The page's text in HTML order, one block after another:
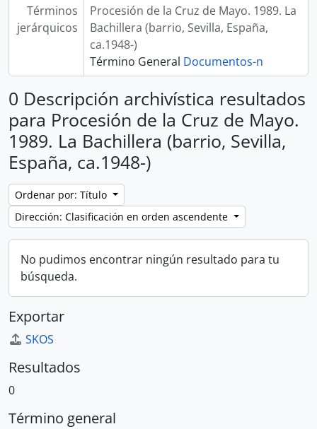
Términos
jerárquicos
Procesión de la Cruz de Mayo. 1989. La
Bachillera (barrio, Sevilla, España,
ca.1948-)
Término General Documentos-n
0 Descripción archivística resultados
para Procesión de la Cruz de Mayo.
1989. La Bachillera (barrio, Sevilla,
España, ca.1948-)
Ordenar por: Título
Dirección: Clasificación en orden ascendente
No pudimos encontrar ningún resultado para tu
búsqueda.
Exportar
SKOS
Resultados
0
Término general